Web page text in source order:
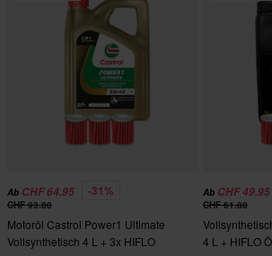
Ab CHF 64.95 -31%
CHF 93.80
Motoröl Castrol Power1 Ultimate
Vollsynthetisch 4 L + 3x HIFLO
Ab CHF 49.95
CHF 61.80
4 L + HIFLO